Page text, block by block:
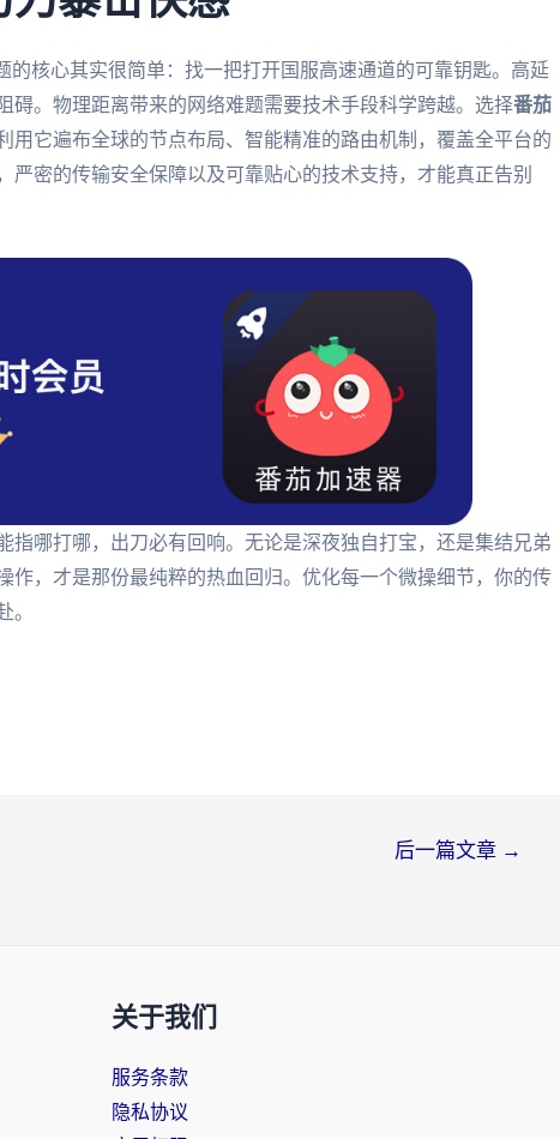
的核心其实很简单：找一把打开国服高速通道的可靠钥匙。高延
碍。物理距离带来的网络难题需要技术手段科学跨越。选择番茄
用它遍布全球的节点布局、智能精准的路由机制，覆盖全平台的
严密的传输安全保障以及可靠贴心的技术支持，才能真正告别
指哪打哪，出刀必有回响。无论是深夜独自打宝，还是集结兄弟
作，才是那份最纯粹的热血回归。优化每一个微操细节，你的传
。
后一篇文章 →
关于我们
服务条款
隐私协议